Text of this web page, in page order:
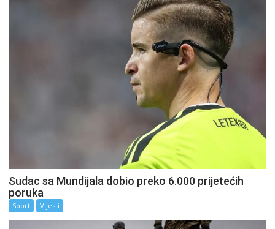
Sudac sa Mundijala dobio preko 6.000 prijetećih
poruka
Sport Vijesti